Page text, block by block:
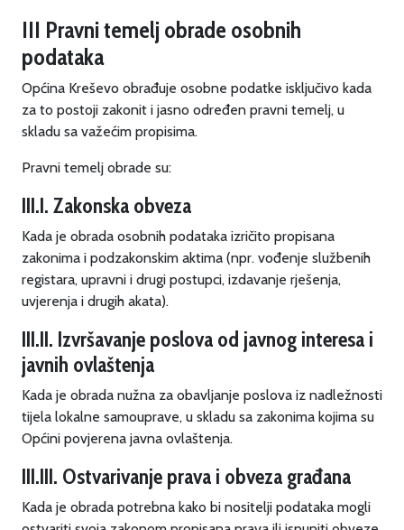
III Pravni temelj obrade osobnih
podataka
Općina Kreševo obrađuje osobne podatke isključivo kada
za to postoji zakonit i jasno određen pravni temelj, u
skladu sa važećim propisima.
Pravni temelj obrade su:
III.I. Zakonska obveza
Kada je obrada osobnih podataka izričito propisana
zakonima i podzakonskim aktima (npr. vođenje službenih
registara, upravni i drugi postupci, izdavanje rješenja,
uvjerenja i drugih akata).
III.II. Izvršavanje poslova od javnog interesa i
javnih ovlaštenja
Kada je obrada nužna za obavljanje poslova iz nadležnosti
tijela lokalne samouprave, u skladu sa zakonima kojima su
Općini povjerena javna ovlaštenja.
III.III. Ostvarivanje prava i obveza građana
Kada je obrada potrebna kako bi nositelji podataka mogli